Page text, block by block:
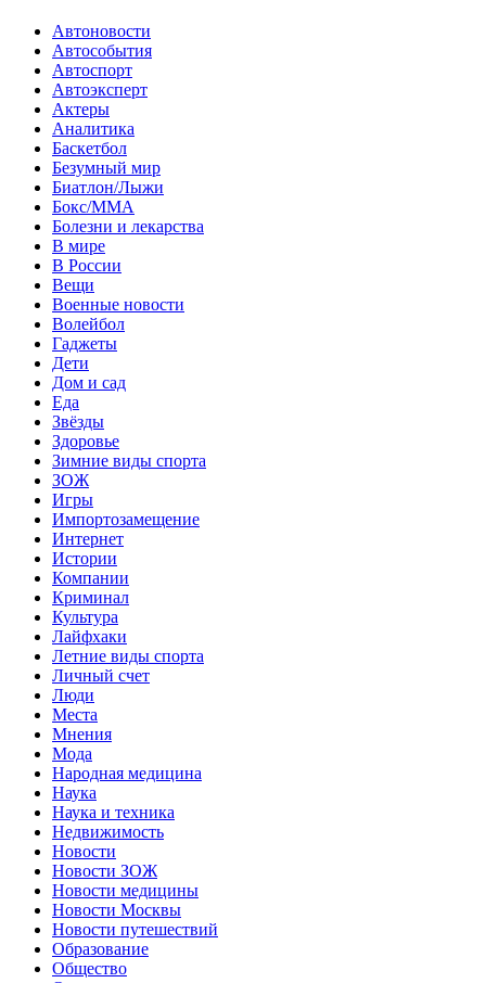
Автоновости
Автособытия
Автоспорт
Автоэксперт
Актеры
Аналитика
Баскетбол
Безумный мир
Биатлон/Лыжи
Бокс/MMA
Болезни и лекарства
В мире
В России
Вещи
Военные новости
Волейбол
Гаджеты
Дети
Дом и сад
Еда
Звёзды
Здоровье
Зимние виды спорта
ЗОЖ
Игры
Импортозамещение
Интернет
Истории
Компании
Криминал
Культура
Лайфхаки
Летние виды спорта
Личный счет
Люди
Места
Мнения
Мода
Народная медицина
Наука
Наука и техника
Недвижимость
Новости
Новости ЗОЖ
Новости медицины
Новости Москвы
Новости путешествий
Образование
Общество